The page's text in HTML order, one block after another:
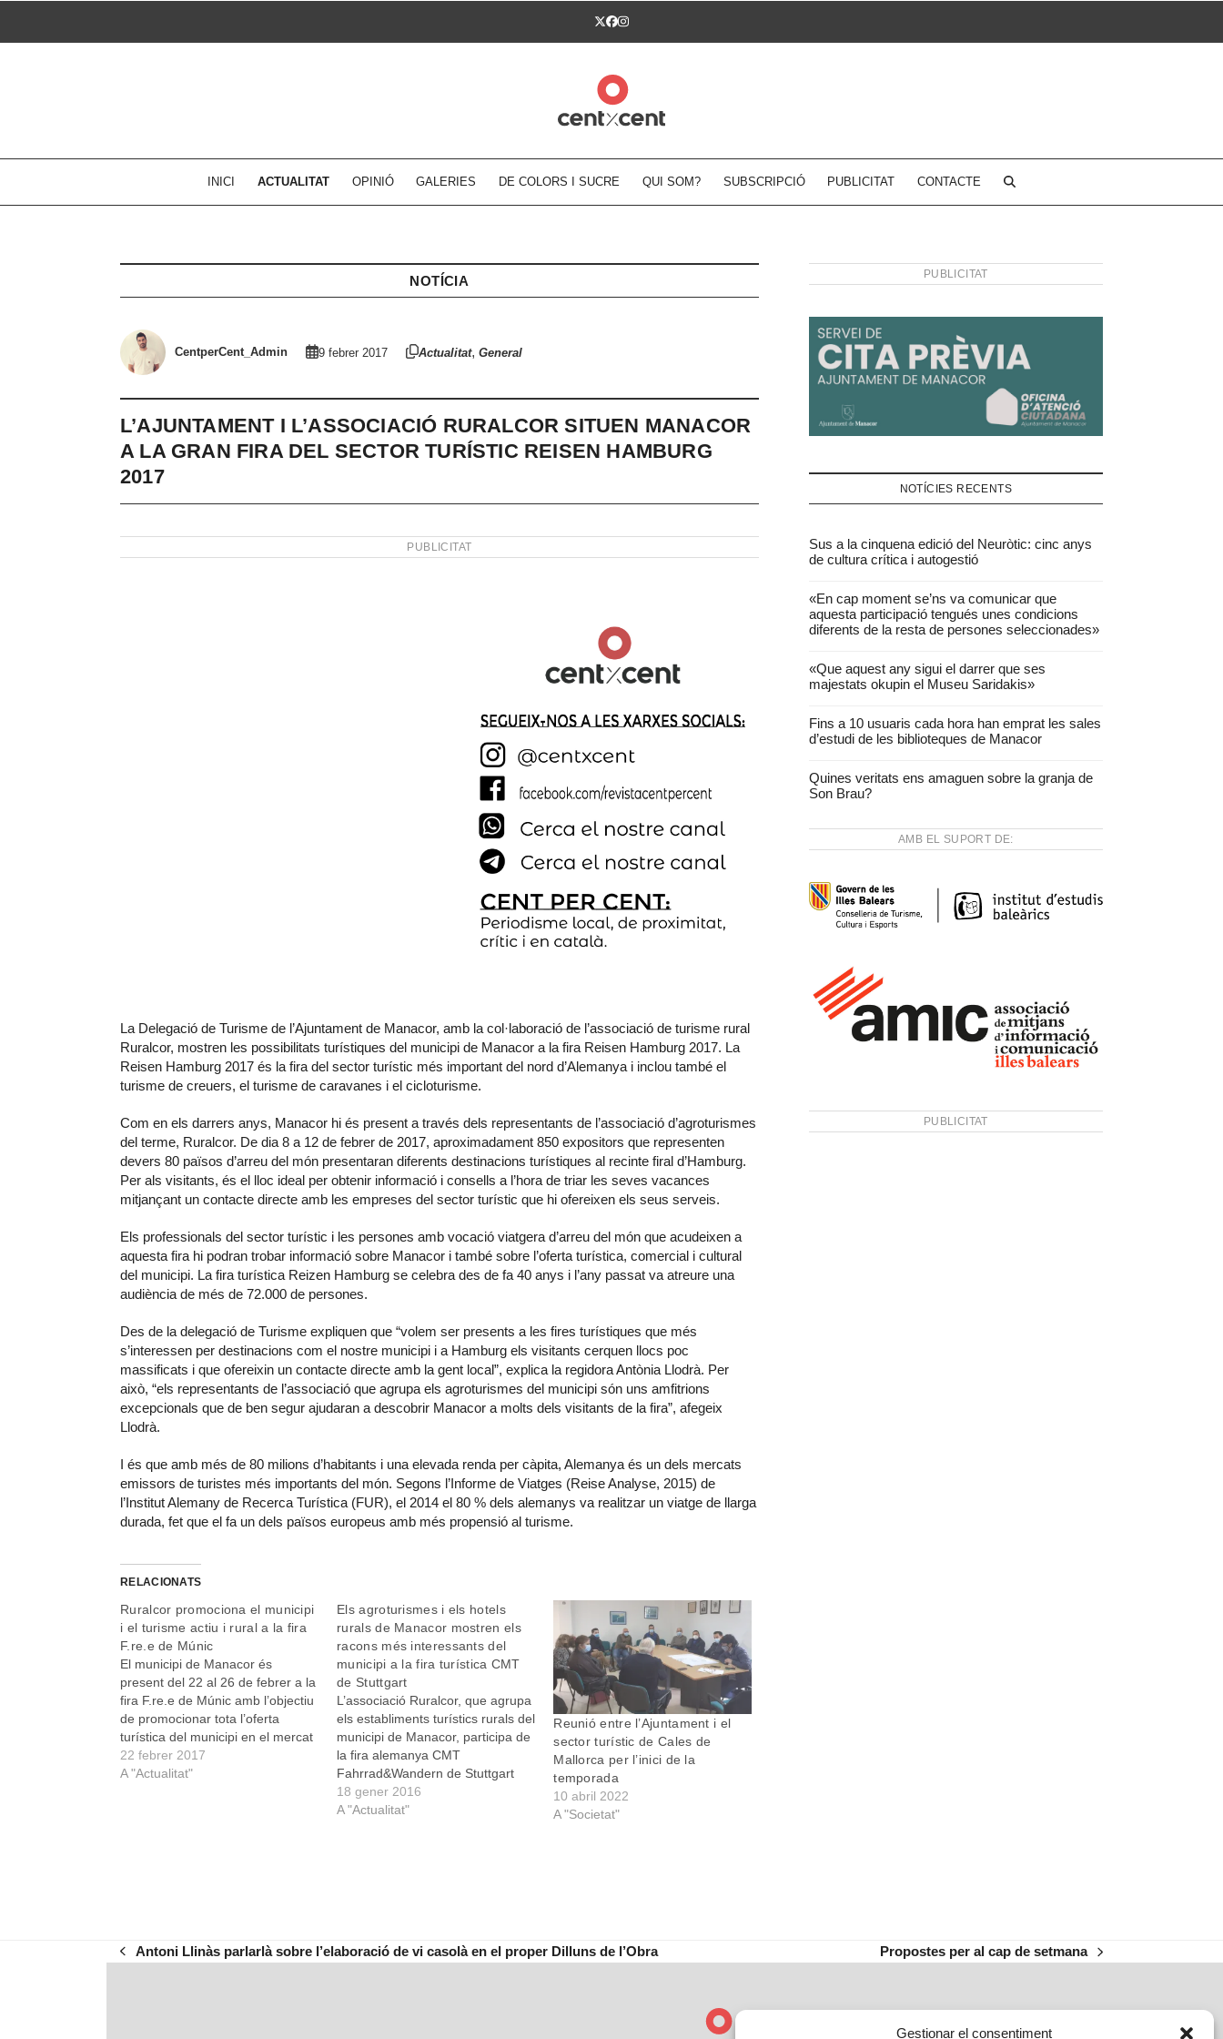
Gestionar el consentiment
Twitter
Facebook
Instagram
INICI ACTUALITAT OPINIÓ GALERIES DE COLORS I SUCRE QUI SOM? SUBSCRIPCIÓ PUBLICITAT CONTACTE
NOTÍCIA
CentperCent_Admin 9 febrer 2017 Actualitat, General
L’AJUNTAMENT I L’ASSOCIACIÓ RURALCOR SITUEN MANACOR
A LA GRAN FIRA DEL SECTOR TURÍSTIC REISEN HAMBURG
2017
PUBLICITAT
La Delegació de Turisme de l’Ajuntament de Manacor, amb la col·laboració de l’associació de turisme rural
Ruralcor, mostren les possibilitats turístiques del municipi de Manacor a la fira Reisen Hamburg 2017. La
Reisen Hamburg 2017 és la fira del sector turístic més important del nord d’Alemanya i inclou també el
turisme de creuers, el turisme de caravanes i el cicloturisme.
Com en els darrers anys, Manacor hi és present a través dels representants de l’associació d’agroturismes
del terme, Ruralcor. De dia 8 a 12 de febrer de 2017, aproximadament 850 expositors que representen
devers 80 països d’arreu del món presentaran diferents destinacions turístiques al recinte firal d’Hamburg.
Per als visitants, és el lloc ideal per obtenir informació i consells a l’hora de triar les seves vacances
mitjançant un contacte directe amb les empreses del sector turístic que hi ofereixen els seus serveis.
Els professionals del sector turístic i les persones amb vocació viatgera d’arreu del món que acudeixen a
aquesta fira hi podran trobar informació sobre Manacor i també sobre l’oferta turística, comercial i cultural
del municipi. La fira turística Reizen Hamburg se celebra des de fa 40 anys i l’any passat va atreure una
audiència de més de 72.000 de persones.
Des de la delegació de Turisme expliquen que “volem ser presents a les fires turístiques que més
s’interessen per destinacions com el nostre municipi i a Hamburg els visitants cerquen llocs poc
massificats i que ofereixin un contacte directe amb la gent local”, explica la regidora Antònia Llodrà. Per
això, “els representants de l’associació que agrupa els agroturismes del municipi són uns amfitrions
excepcionals que de ben segur ajudaran a descobrir Manacor a molts dels visitants de la fira”, afegeix
Llodrà.
I és que amb més de 80 milions d’habitants i una elevada renda per càpita, Alemanya és un dels mercats
emissors de turistes més importants del món. Segons l’Informe de Viatges (Reise Analyse, 2015) de
l’Institut Alemany de Recerca Turística (FUR), el 2014 el 80 % dels alemanys va realitzar un viatge de llarga
durada, fet que el fa un dels països europeus amb més propensió al turisme.
RELACIONATS
Ruralcor promociona el municipi
i el turisme actiu i rural a la fira
F.re.e de Múnic
El municipi de Manacor és
present del 22 al 26 de febrer a la
fira F.re.e de Múnic amb l’objectiu
de promocionar tota l’oferta
turística del municipi en el mercat
alemany. La fira de Múnic és la
més antiga de la regió de Baviera
22 febrer 2017
A "Actualitat"
Els agroturismes i els hotels
rurals de Manacor mostren els
racons més interessants del
municipi a la fira turística CMT
de Stuttgart
L’associació Ruralcor, que agrupa
els establiments turístics rurals del
municipi de Manacor, participa de
la fira alemanya CMT
Fahrrad&Wandern de Stuttgart
(Alemanya) amb l’objectiu de
promocionar les activitats que
18 gener 2016
A "Actualitat"
Reunió entre l’Ajuntament i el
sector turístic de Cales de
Mallorca per l’inici de la
temporada
10 abril 2022
A "Societat"
PUBLICITAT
NOTÍCIES RECENTS
Sus a la cinquena edició del Neuròtic: cinc anys
de cultura crítica i autogestió
«En cap moment se’ns va comunicar que
aquesta participació tengués unes condicions
diferents de la resta de persones seleccionades»
«Que aquest any sigui el darrer que ses
majestats okupin el Museu Saridakis»
Fins a 10 usuaris cada hora han emprat les sales
d’estudi de les biblioteques de Manacor
Quines veritats ens amaguen sobre la granja de
Son Brau?
AMB EL SUPORT DE:
PUBLICITAT
previous
Antoni Llinàs parlarlà sobre l’elaboració de vi casolà en el proper Dilluns de l’Obra
next
Propostes per al cap de setmana